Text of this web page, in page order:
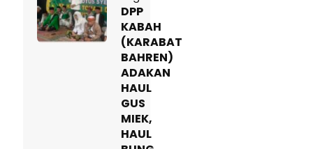
DPP
KABAH
(KARABAT
BAHREN)
ADAKAN
HAUL
GUS
MIEK,
HAUL